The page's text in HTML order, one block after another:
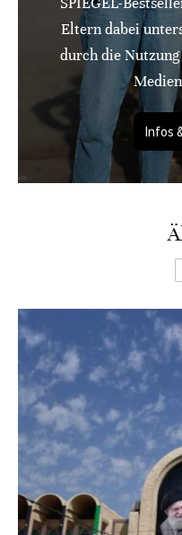
Eltern dabei
durch die
Infos